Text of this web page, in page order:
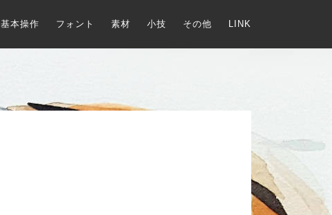
基本操作 フォント 素材 小技 その他 LINK